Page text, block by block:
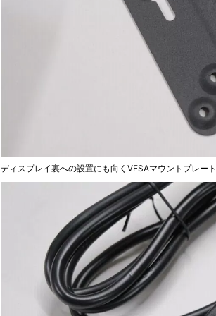
ディスプレイ裏への設置にも向くVESAマウントプレー